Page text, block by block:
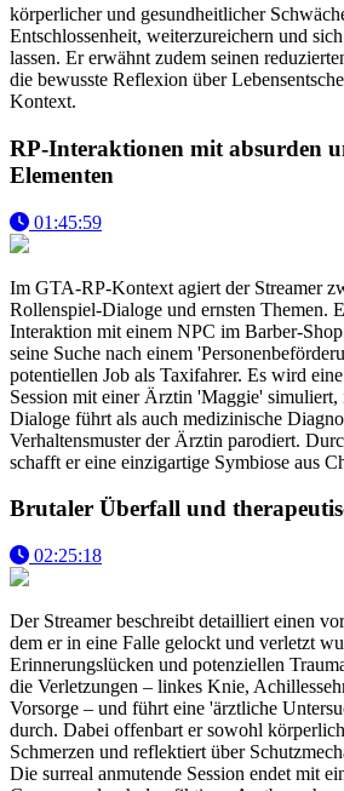
körperlicher und gesundheitlicher
Entschlossenheit, weiterzureichern und
lassen. Er erwähnt zudem seinen
die bewusste Reflexion über
Kontext.
RP-Interaktionen mit absurden
Elementen
01:45:59
Im GTA-RP-Kontext agiert der Streamer
Rollenspiel-Dialoge und ernsten Themen.
Interaktion mit einem NPC im Barber-
seine Suche nach einem
potentiellen Job als Taxifahrer. Es wird
Session mit einer Ärztin 'Maggie'
Dialoge führt als auch medizinische
Verhaltensmuster der Ärztin parodiert.
schafft er eine einzigartige Symbiose aus
Brutaler Überfall und
02:25:18
Der Streamer beschreibt detailliert einen
dem er in eine Falle gelockt und verletzt
Erinnerungslücken und potenziellen
die Verletzungen – linkes Knie,
Vorsorge – und führt eine 'ärztliche
durch. Dabei offenbart er sowohl
Schmerzen und reflektiert über
Die surreal anmutende Session endet mit